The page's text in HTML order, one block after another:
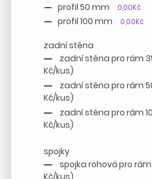
profil 50 mm 0,00Kč
profil 100 mm 0,00Kč
zadní stěna
zadní stěna pro rám
Kč/kus)
zadní stěna pro rám
Kč/kus)
zadní stěna pro rám
Kč/kus)
spojky
spojka rohová pro